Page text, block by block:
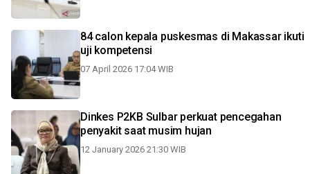
84 calon kepala puskesmas di Makassar ikuti
uji kompetensi
07 April 2026 17:04 WIB
Dinkes P2KB Sulbar perkuat pencegahan
penyakit saat musim hujan
12 January 2026 21:30 WIB